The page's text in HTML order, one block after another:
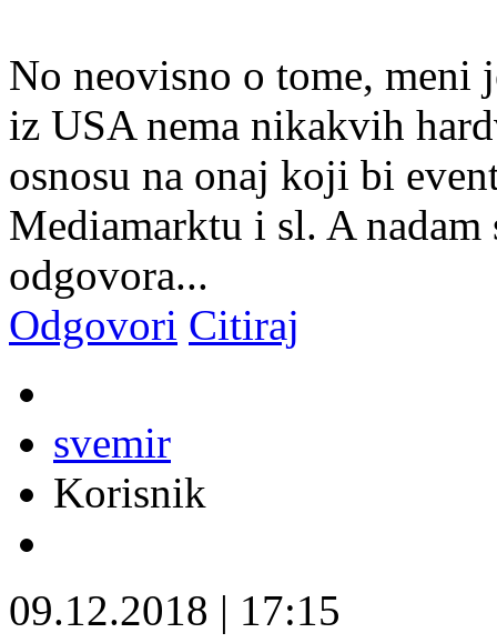
No neovisno o tome, meni
iz USA nema nikakvih
osnosu na onaj koji bi
Mediamarktu i sl. A
odgovora...
Odgovori Citiraj
svemir
Korisnik
09.12.2018 | 17:15